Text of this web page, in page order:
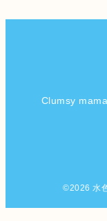
Clumsy
©2026水